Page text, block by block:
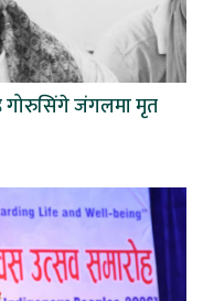
गोरुसिंगे जंगलमा मृत